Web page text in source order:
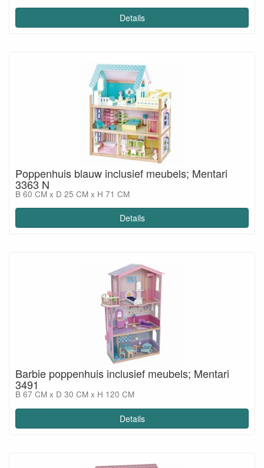
Details
Poppenhuis blauw inclusief meubels; Mentari
3363 N
B 60 CM x D 25 CM x H 71 CM
Details
Barbie poppenhuis inclusief meubels; Mentari
3491
B 67 CM x D 30 CM x H 120 CM
Details